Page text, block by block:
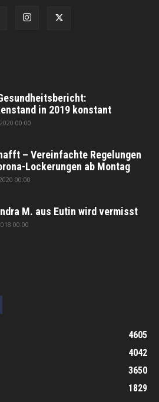
in 2019 konstant
00:00
– Vereinfachte Regelungen
Lockerungen ab Montag
00:00
M. aus Eutin wird vermisst
00:00
4605
4042
3650
1829